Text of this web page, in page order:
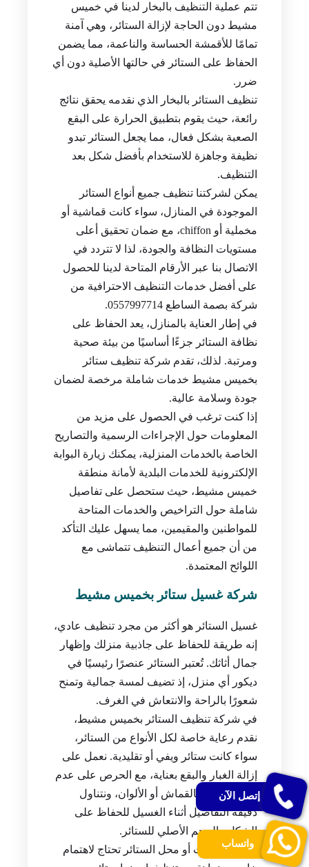
تتم عملية التنظيف بالبخار لدينا في خميس
مشيط دون الحاجة لإزالة الستائر، وهي آمنة
تمامًا للأقمشة الحساسة والناعمة، مما يضمن
الحفاظ على الستائر في حالتها الأصلية دون أي
ضرر.
تنظيف الستائر بالبخار الذي نقدمه يحقق نتائج
رائعة، حيث يقوم بتطبيق الحرارة على البقع
الصعبة بشكل فعال، مما يجعل الستائر تبدو
نظيفة وجاهزة للاستخدام بأفضل شكل بعد
التنظيف.
يمكن لشركتنا تنظيف جميع أنواع الستائر
الموجودة في المنازل، سواء كانت قماشية أو
مخملية أو chiffon، مع ضمان تحقيق أعلى
مستويات النظافة والجودة، لذا لا تتردد في
الاتصال بنا عبر الأرقام المتاحة لدينا للحصول
على أفضل خدمات التنظيف الاحترافية من
شركة بصمة الساطع 0557997714.
في إطار العناية بالمنازل، يعد الحفاظ على
نظافة الستائر جزءًا أساسيًا من بيئة صحية
ومرتبة. لذلك، تقدم شركة تنظيف ستائر
بخميس مشيط خدمات شاملة مرخصة لضمان
جودة وسلامة عالية.
إذا كنت ترغب في الحصول على مزيد من
المعلومات حول الإجراءات الرسمية والتصاريح
الخاصة بالخدمات المنزلية، يمكنك زيارة البوابة
الإلكترونية للخدمات البلدية لأمانة منطقة
خميس مشيط، حيث ستحصل على تفاصيل
شاملة حول التراخيص والخدمات المتاحة
للمواطنين والمقيمين، مما يسهل عليك التأكد
من أن جميع أعمال التنظيف تتماشى مع
اللوائح المعتمدة.
شركة غسيل ستائر بخميس مشيط
غسيل الستائر هو أكثر من مجرد تنظيف عادي،
إنه طريقة للحفاظ على جاذبية منزلك وإظهار
جمال أثاثك. تُعتبر الستائر عنصرًا رئيسيًا في
ديكور أي منزل، إذ تضيف لمسة جمالية وتمنح
شعورًا بالراحة والانتعاش في الغرف.
في شركة تنظيف الستائر بخميس مشيط،
نقدم رعاية خاصة لكل الأنواع من الستائر،
سواء كانت ستائر ويفي أو تقليدية. نعمل على
إزالة الغبار والبقع بعناية، مع الحرص على عدم
إلحاق الضرر بالقماش أو الألوان، ونتناول
دقيقة التفاصيل أثناء الغسيل للحفاظ على
الشكل والحجم الأصلي للستائر.
ستائر المحلات أو محل الستائر تحتاج لاهتمام
إتصل الآن
واتساب